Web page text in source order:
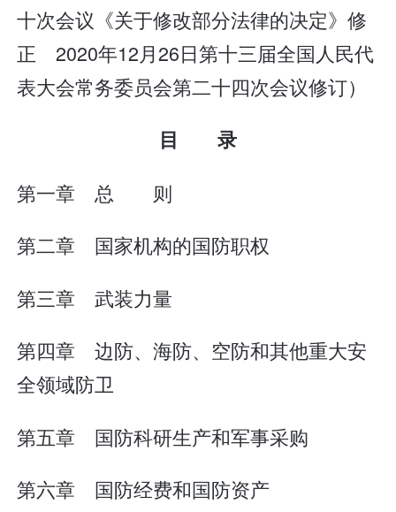
十次会议《关于修改部分法律的决定》修
正 2020年12月26日第十三届全国人民代
表大会常务委员会第二十四次会议修订）
目 录
第一章 总 则
第二章 国家机构的国防职权
第三章 武装力量
第四章 边防、海防、空防和其他重大安
全领域防卫
第五章 国防科研生产和军事采购
第六章 国防经费和国防资产